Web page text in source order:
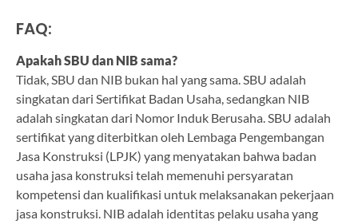
FAQ:
Apakah SBU dan NIB sama?
Tidak, SBU dan NIB bukan hal yang sama. SBU adalah
singkatan dari Sertifikat Badan Usaha, sedangkan NIB
adalah singkatan dari Nomor Induk Berusaha. SBU adalah
sertifikat yang diterbitkan oleh Lembaga Pengembangan
Jasa Konstruksi (LPJK) yang menyatakan bahwa badan
usaha jasa konstruksi telah memenuhi persyaratan
kompetensi dan kualifikasi untuk melaksanakan pekerjaan
jasa konstruksi. NIB adalah identitas pelaku usaha yang